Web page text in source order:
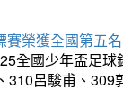
賽榮獲全國第五名
全國少年盃足
310呂駿甫、